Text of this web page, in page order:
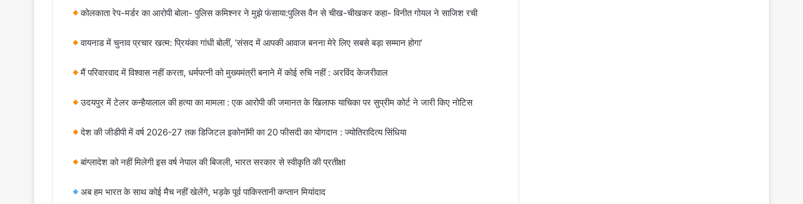
कोलकाता रेप-मर्डर का आरोपी बोला- पुलिस कमिश्नर ने मुझे फंसाया:पुलिस वैन से चीख-चीखकर कहा- विनीत गोयल ने साजिश रची
वायनाड में चुनाव प्रचार खत्म: प्रियंका गांधी बोलीं, ‘संसद में आपकी आवाज बनना मेरे लिए सबसे बड़ा सम्मान होगा’
मैं परिवारवाद में विश्वास नहीं करता, धर्मपत्नी को मुख्यमंत्री बनाने में कोई रुचि नहीं : अरविंद केजरीवाल
उदयपुर में टेलर कन्हैयालाल की हत्या का मामला : एक आरोपी की जमानत के खिलाफ याचिका पर सुप्रीम कोर्ट ने जारी किए नोटिस
देश की जीडीपी में वर्ष 2026-27 तक डिजिटल इकोनाॅमी का 20 फीसदी का योगदान : ज्योतिरादित्य सिंधिया
बांग्लादेश को नहीं मिलेगी इस वर्ष नेपाल की बिजली, भारत सरकार से स्वीकृति की प्रतीक्षा
अब हम भारत के साथ कोई मैच नहीं खेलेंगे, भड़के पूर्व पाकिस्तानी कप्तान मियांदाद